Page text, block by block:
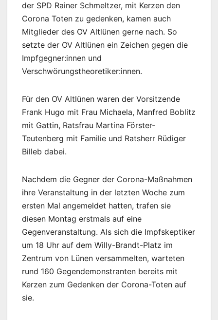
der SPD Rainer Schmeltzer, mit Kerzen den
Corona Toten zu gedenken, kamen auch
Mitglieder des OV Altlünen gerne nach. So
setzte der OV Altlünen ein Zeichen gegen die
Impfgegner:innen und
Verschwörungstheoretiker:innen.
Für den OV Altlünen waren der Vorsitzende
Frank Hugo mit Frau Michaela, Manfred Boblitz
mit Gattin, Ratsfrau Martina Förster-
Teutenberg mit Familie und Ratsherr Rüdiger
Billeb dabei.
Nachdem die Gegner der Corona-Maßnahmen
ihre Veranstaltung in der letzten Woche zum
ersten Mal angemeldet hatten, trafen sie
diesen Montag erstmals auf eine
Gegenveranstaltung. Als sich die Impfskeptiker
um 18 Uhr auf dem Willy-Brandt-Platz im
Zentrum von Lünen versammelten, warteten
rund 160 Gegendemonstranten bereits mit
Kerzen zum Gedenken der Corona-Toten auf
sie.